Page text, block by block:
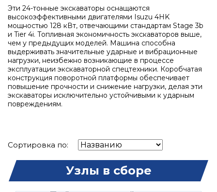
Эти 24-тонные экскаваторы оснащаются
высокоэффективными двигателями Isuzu 4HK
мощностью 128 кВт, отвечающими стандартам Stage 3b
и Tier 4i. Топливная экономичность экскаваторов выше,
чем у предыдущих моделей. Машина способна
выдерживать значительные ударные и вибрационные
нагрузки, неизбежно возникающие в процессе
эксплуатации экскаваторной спецтехники. Коробчатая
конструкция поворотной платформы обеспечивает
повышение прочности и снижение нагрузки, делая эти
экскаваторы исключительно устойчивыми к ударным
повреждениям.
Сортировка по:
Узлы в сборе